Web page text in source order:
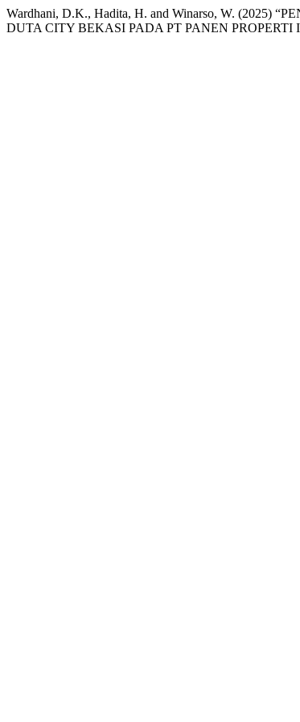
Wardhani, D.K., Hadita, H. and Winarso, W.
DUTA CITY BEKASI PADA PT PANEN PROPERTI